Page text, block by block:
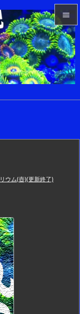


メニュ

サイド


ウム(壺)(更新終了)